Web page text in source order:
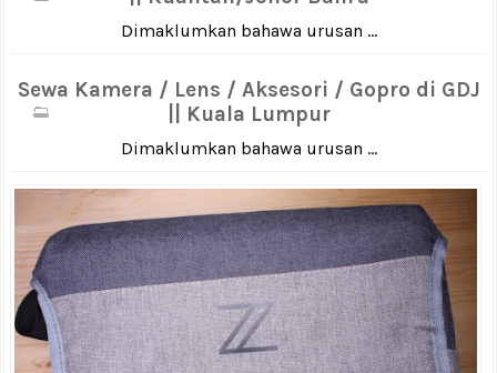
Dimaklumkan bahawa urusan ...
Sewa Kamera / Lens / Aksesori / Gopro di GDJ
|| Kuala Lumpur
Dimaklumkan bahawa urusan ...